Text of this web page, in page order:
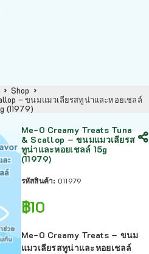
Shop
– ขนมแมวเลียรสทูน่าและหอยเชลล์
(11979)
Me-O Creamy Treats Tuna
& Scallop – ขนมแมวเลียรส
ทูน่าและหอยเชลล์ 15g
(11979)
รหัสสินค้า: 011979
฿10
Me-O Creamy Treats – ขนม
แมวเลียรสทูน่าและหอยเชลล์